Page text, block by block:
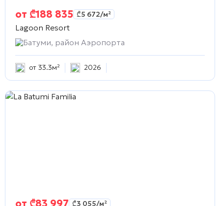
от ₾188 835 ₾5 672/м²
Lagoon Resort
Батуми, район Аэропорта
от 33.3м² 2026
от ₾83 997 ₾3 055/м²